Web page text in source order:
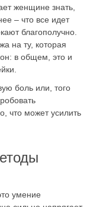
женщине знать,
– что все идет
благополучно.
на ту, которая
в общем, это и
боль или, того
что может усилить
умение